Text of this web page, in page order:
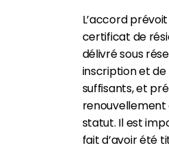
L’accord
certificat de
délivré sous
inscription et de
suffisants, et
statut. Il est
fait d’avoir été